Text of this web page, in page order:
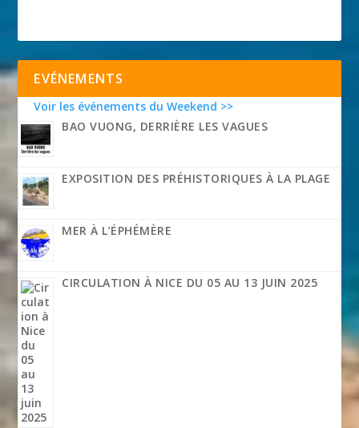
EVÉNEMENTS
Voir les événements du Weekend >>
BAO VUONG, DERRIÈRE LES VAGUES
EXPOSITION DES PRÉHISTORIQUES À LA PLAGE
MER À L’ÉPHÉMÈRE
CIRCULATION À NICE DU 05 AU 13 JUIN 2025